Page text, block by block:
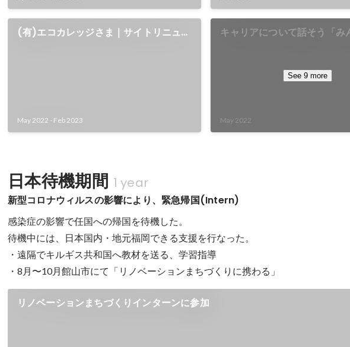
(有)エコカレッジさま｜サイトリニュー
May 2022 - Feb 2023
キャリアについて話そう「み
May 2022
See 9 more
日本待機期間 1 year
新型コロナウィルスの影響により、緊急帰国(Intern)
感染症の影響で任国への帰国を待機した。
待機中には、日本国内・地元福岡できる支援を行なった。
・遠隔でキルギス共和国へ教材を送る、学習指導
・8月〜10月館山市にて「リノベーションまちづくりに携わる」
リノベーションまちづくりインターンに参加